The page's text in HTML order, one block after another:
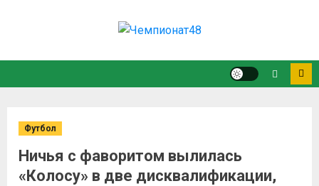
Футбол
Ничья с фаворитом вылилась
«Колосу» в две дисквалификации,